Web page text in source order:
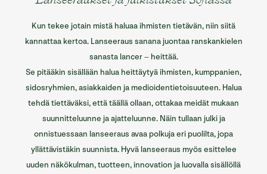
Kun tekee jotain mistä haluaa ihmisten tietävän, niin siitä
kannattaa kertoa. Lanseeraus sanana juontaa ranskankielen
sanasta lancer – heittää.
Se pitääkin sisällään halua heittäytyä ihmisten, kumppanien,
sidosryhmien, asiakkaiden ja medioidentietoisuuteen. Halua
tehdä tiettäväksi, että täällä ollaan, ottakaa meidät mukaan
suunnitteluunne ja ajatteluunne. Näin tullaan julki ja
onnistuessaan lanseeraus avaa polkuja eri puolilta, jopa
yllättävistäkin suunnista. Hyvä lanseeraus myös esittelee
uuden näkökulman, tuotteen, innovation ja luovalla sisällöllä